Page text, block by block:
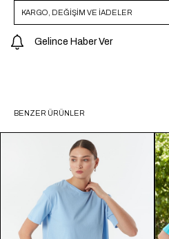
KARGO, DEĞİŞİM VE İADELER
Gelince Haber Ver
BENZER ÜRÜNLER